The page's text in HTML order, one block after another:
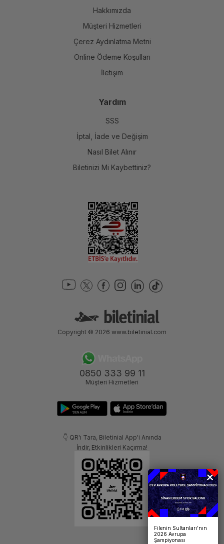
Günün Kampanyaları
%20 İndirim
Hakkımızda
Müşteri Hizmetleri
Çerez Aydınlatma Metni
Online Ödeme Koşulları
İletişim
Yardım
SSS
İptal, İade ve Değişim
Nasıl Bilet Alınır
Biletinizi Mi Kaybettiniz?
0850 333 99 11
Müşteri Hizmetleri
👇 QR'ı Tara, Biletinial App'i Anında
İndir, Etkinlikleri Kaçırma!
Copyright © 2026 www.biletinial.com
Filenin Sultanları’nın
2026 Avrupa
Şampiyonası